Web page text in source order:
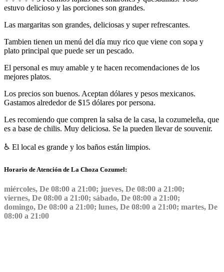
estuvo delicioso y las porciones son grandes.
Las margaritas son grandes, deliciosas y super refrescantes.
Tambien tienen un menú del día muy rico que viene con sopa y
plato principal que puede ser un pescado.
El personal es muy amable y te hacen recomendaciones de los
mejores platos.
Los precios son buenos. Aceptan dólares y pesos mexicanos.
Gastamos alrededor de $15 dólares por persona.
️Les recomiendo que compren la salsa de la casa, la cozumeleña, que
es a base de chilis. Muy deliciosa. Se la pueden llevar de souvenir.
♿️ El local es grande y los baños están limpios.
Horario de Atención de La Choza Cozumel:
miércoles, De 08:00 a 21:00; jueves, De 08:00 a 21:00;
viernes, De 08:00 a 21:00; sábado, De 08:00 a 21:00;
domingo, De 08:00 a 21:00; lunes, De 08:00 a 21:00; martes, De
08:00 a 21:00